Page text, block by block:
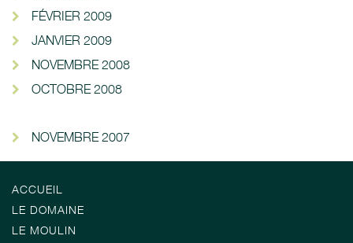
FÉVRIER 2009
JANVIER 2009
NOVEMBRE 2008
OCTOBRE 2008
NOVEMBRE 2007
ACCUEIL
LE DOMAINE
LE MOULIN